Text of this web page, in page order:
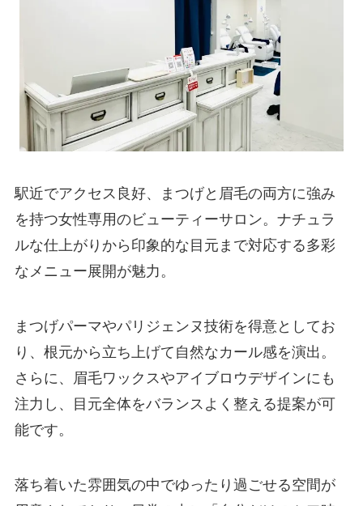
駅近でアクセス良好、まつげと眉毛の両方に強み
を持つ女性専用のビューティーサロン。ナチュラ
ルな仕上がりから印象的な目元まで対応する多彩
なメニュー展開が魅力。
まつげパーマやパリジェンヌ技術を得意としてお
り、根元から立ち上げて自然なカール感を演出。
さらに、眉毛ワックスやアイブロウデザインにも
注力し、目元全体をバランスよく整える提案が可
能です。
落ち着いた雰囲気の中でゆったり過ごせる空間が